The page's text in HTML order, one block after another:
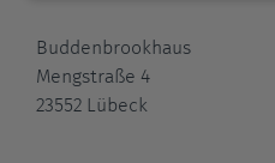
Buddenbrookhaus
Mengstraße 4
23552 Lübeck